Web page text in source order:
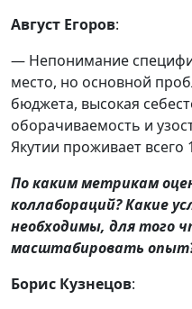
Август Егоров:
— Непонимание
место, но основной
бюджета, высокая
оборачиваемость и
Якутии проживает всего
По каким метрикам
коллабораций? Какие
необходимы, для того
масштабировать
Борис Кузнецов: